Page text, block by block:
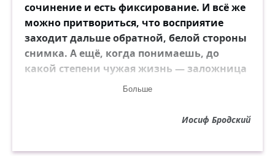
Мы предались пустой заботе,
Самолюбивым суетам...
Но верить собственной работе
Неловко — невозможно нам.
Как ни бунтуйте против Рока —
Его закон ненарушим...
Шатрам кочующим своим.
сочинение и есть фиксирование. И всё же
можно притвориться, что восприятие
заходит дальше обратной, белой стороны
снимка. А ещё, когда понимаешь, до
какой степени чужая жизнь — заложница
твоей памяти, хочется отпрянуть от
Больше
Иосиф Бродский